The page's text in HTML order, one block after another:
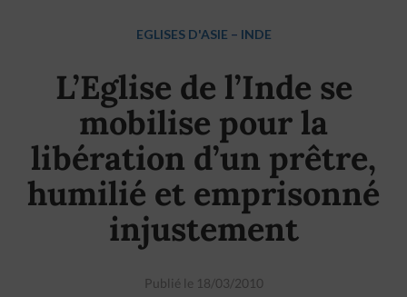
EGLISES D'ASIE – INDE
L’Eglise de l’Inde se
mobilise pour la
libération d’un prêtre,
humilié et emprisonné
injustement
Publié le 18/03/2010